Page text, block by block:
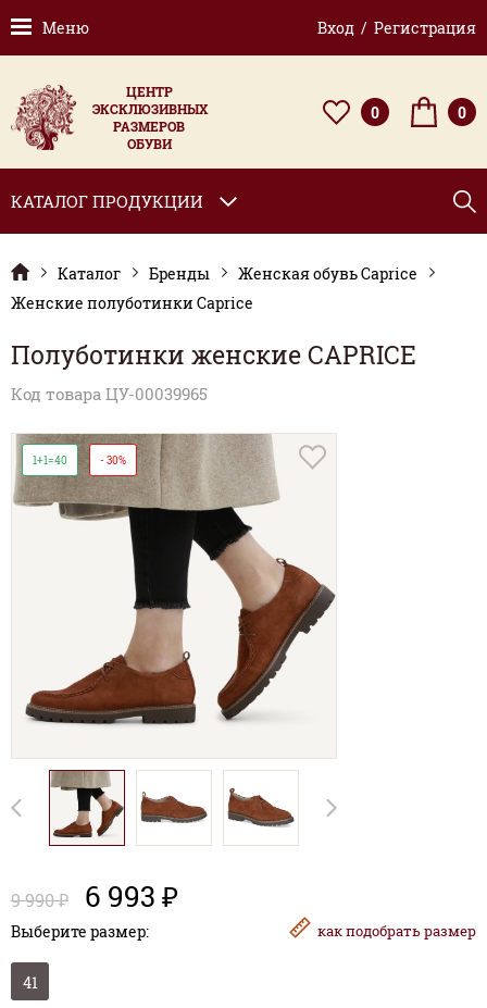
Меню Вход / Регистрация
ЦЕНТР
ЭКСКЛЮЗИВНЫХ
РАЗМЕРОВ
ОБУВИ
0 0
КАТАЛОГ ПРОДУКЦИИ
Каталог Бренды
Женская обувь Caprice
Женские полуботинки Caprice
Полуботинки женские CAPRICE
Код товара ЦУ-00039965
1+1=40 - 30%
9 990 ₽ 6 993 ₽
Выберите размер: какподобрать размер
41